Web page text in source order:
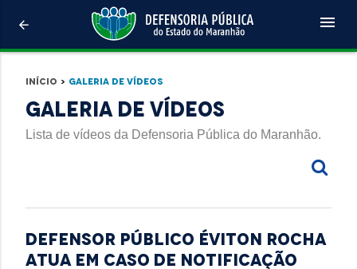
arrow_back menu
Início > Galeria de Vídeos
Galeria de Vídeos
Lista de vídeos da Defensoria Pública do Maranhão.
Defensor público Éviton Rocha
atua em caso de notificação